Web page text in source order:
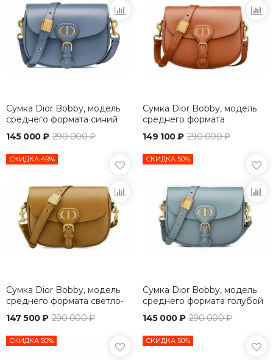
Сумка Dior Bobby, модель
среднего формата синий
145 000 ₽ 290 000 ₽
Сумка Dior Bobby, модель
среднего формата
коричневый
149 100 ₽ 290 000 ₽
СКИДКА 49%
Сумка Dior Bobby, модель
среднего формата светло-
коричневый
147 500 ₽ 290 000 ₽
СКИДКА 50%
Сумка Dior Bobby, модель
среднего формата голубой
145 000 ₽ 290 000 ₽
СКИДКА 50% СКИДКА 50%